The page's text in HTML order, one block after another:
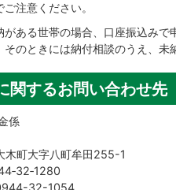
注意ください。
がある世帯の場合、口座振込み
そのときには納付相談のうえ、未
関するお問い合わせ先
係
木町大字八町牟田255-1
32-1054